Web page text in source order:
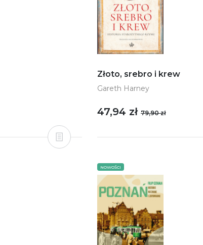
Złoto, srebro i krew
Gareth Harney
47,94 zł 79,90 zł
NOWOŚCI